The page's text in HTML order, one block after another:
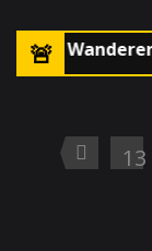
vs Wanderers
13